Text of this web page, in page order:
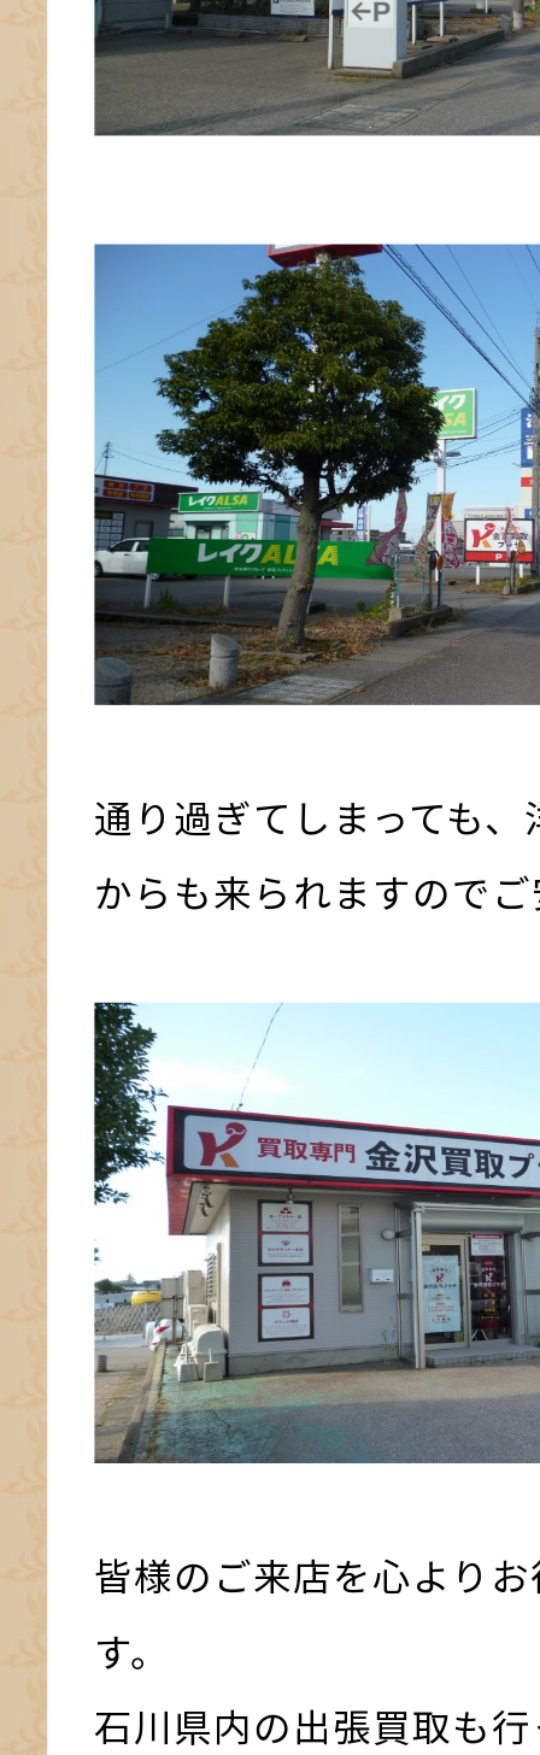
通り過ぎてしまっても
からも来られますので
皆様のご来店を心より
す。
石川県内の出張買取も